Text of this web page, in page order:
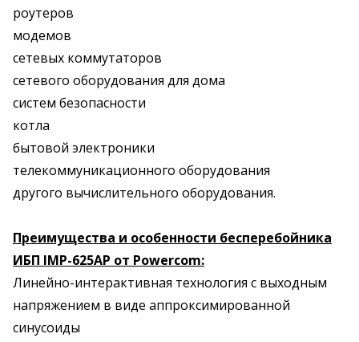
роутеров
модемов
сетевых коммутаторов
сетевого оборудования для дома
систем безопасности
котла
бытовой электроники
телекоммуникационного оборудования
другого вычислительного оборудования.
Преимущества и особенности бесперебойника
ИБП IMP-625AP от Powercom:
Линейно-интерактивная технология с выходным
напряжением в виде аппроксимированной
синусоиды